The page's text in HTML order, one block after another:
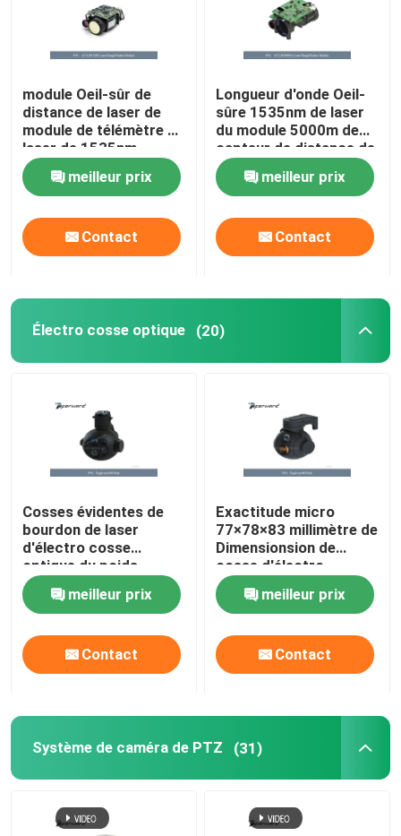
module Oeil-sûr de
distance de laser de
module de télémètre de
laser de 1535nm
8000m
meilleur prix
Contact
Longueur d'onde Oeil-
sûre 1535nm de laser
du module 5000m de
capteur de distance de
laser d'AT-LRF0905A
meilleur prix
Contact
Électro cosse optique (20)
Cosses évidentes de
bourdon de laser
d'électro cosse
optique du poids
≤365g 100deg/S
meilleur prix
Contact
Exactitude micro
77×78×83 millimètre de
Dimensionsion de
cosse d'électro
caméra thermique
optique de cardan
d'UAV
meilleur prix
Contact
Système de caméra de PTZ (31)